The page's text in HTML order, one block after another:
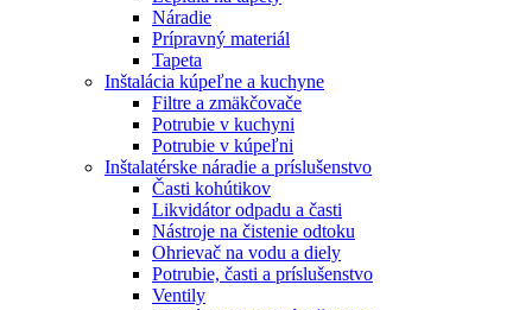
Náradie
Prípravný materiál
Tapeta
Inštalácia kúpeľne a kuchyne
Filtre a zmäkčovače
Potrubie v kuchyni
Potrubie v kúpeľni
Inštalatérske náradie a príslušenstvo
Časti kohútikov
Likvidátor odpadu a časti
Nástroje na čistenie odtoku
Ohrievač na vodu a diely
Potrubie, časti a príslušenstvo
Ventily